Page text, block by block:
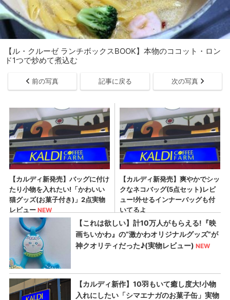
【ル・クルーゼ ランチボックスBOOK】本物のココット・ロン
ド1つで炒めて煮込む
前の写真 記事に戻る 次の写真